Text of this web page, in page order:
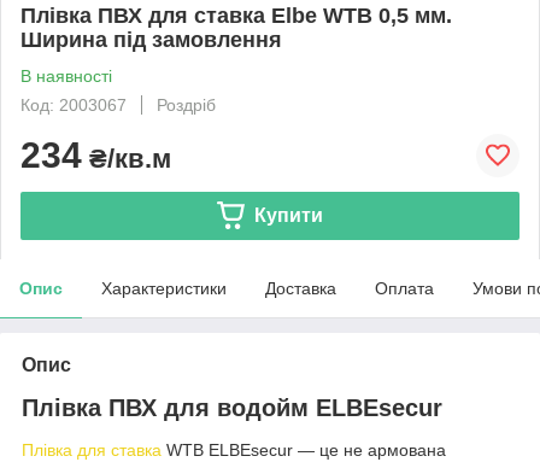
Плівка ПВХ для ставка Elbe WTB 0,5 мм.
Ширина під замовлення
В наявності
Код: 2003067
Роздріб
234 ₴/кв.м
Купити
Опис Характеристики Доставка Оплата Умови
Опис
Плівка ПВХ для водойм ELBEsecur
Плівка для ставка WTB ELBEsecur — це не армована